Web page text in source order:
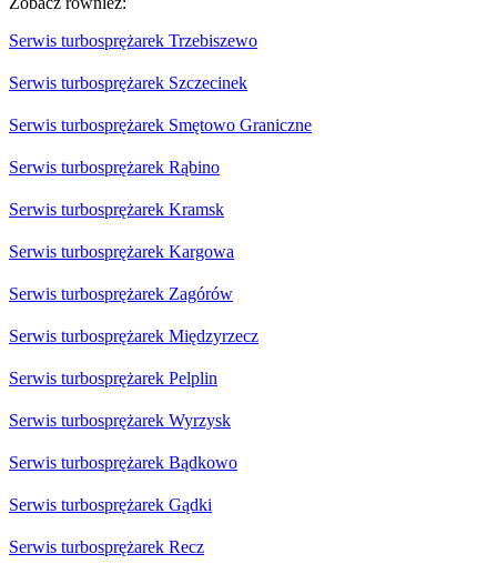
Serwis turbosprężarek Trzebiszewo
Serwis turbosprężarek Szczecinek
Serwis turbosprężarek Smętowo Graniczne
Serwis turbosprężarek Rąbino
Serwis turbosprężarek Kramsk
Serwis turbosprężarek Kargowa
Serwis turbosprężarek Zagórów
Serwis turbosprężarek Międzyrzecz
Serwis turbosprężarek Pelplin
Serwis turbosprężarek Wyrzysk
Serwis turbosprężarek Bądkowo
Serwis turbosprężarek Gądki
Serwis turbosprężarek Recz